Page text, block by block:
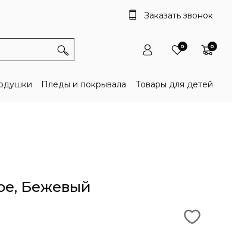
Заказать звонок
0 0
Пледы и покрывала Товары для детей
Бежевый